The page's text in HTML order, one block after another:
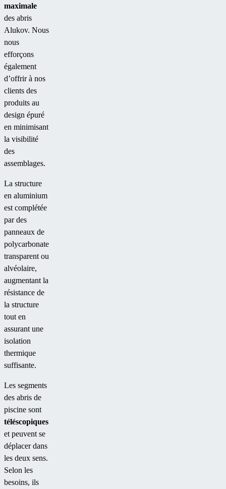
maximale
des abris
Alukov. Nous
nous
efforçons
également
d’offrir à nos
clients des
produits au
design épuré
en minimisant
la visibilité
des
assemblages.
La structure
en aluminium
est complétée
par des
panneaux de
polycarbonate
transparent ou
alvéolaire,
augmentant la
résistance de
la structure
tout en
assurant une
isolation
thermique
suffisante.
Les segments
des abris de
piscine sont
téléscopiques
et peuvent se
déplacer dans
les deux sens.
Selon les
besoins, ils